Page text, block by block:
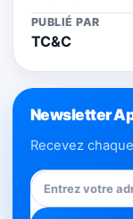
PUBLIÉ PAR
TC&C
Newsletter
Recevez